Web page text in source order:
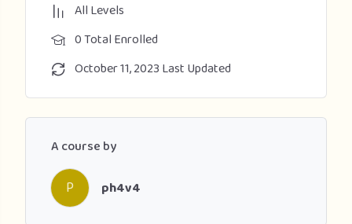
All Levels
0 Total Enrolled
October 11, 2023 Last Updated
A course by
P ph4v4